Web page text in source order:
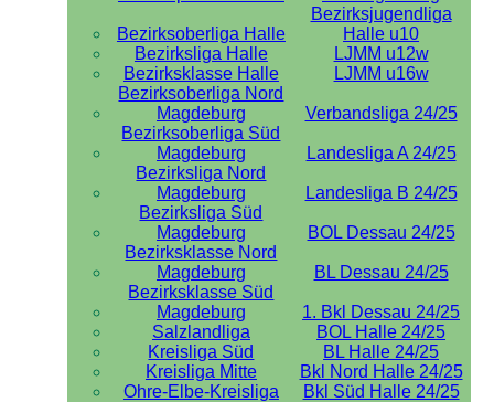
Bezirksoberliga Halle
Bezirksjugendliga
Halle u10
Bezirksliga Halle
LJMM u12w
Bezirksklasse Halle
LJMM u16w
Bezirksoberliga Nord
Magdeburg
Verbandsliga 24/25
Bezirksoberliga Süd
Magdeburg
Landesliga A 24/25
Bezirksliga Nord
Magdeburg
Landesliga B 24/25
Bezirksliga Süd
Magdeburg
BOL Dessau 24/25
Bezirksklasse Nord
Magdeburg
BL Dessau 24/25
Bezirksklasse Süd
Magdeburg
1. Bkl Dessau 24/25
Salzlandliga
BOL Halle 24/25
Kreisliga Süd
BL Halle 24/25
Kreisliga Mitte
Bkl Nord Halle 24/25
Ohre-Elbe-Kreisliga
Bkl Süd Halle 24/25